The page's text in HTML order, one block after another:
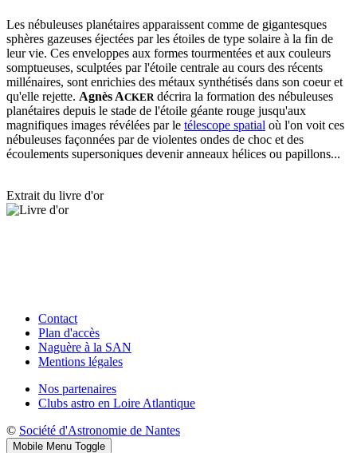
Les nébuleuses planétaires apparaissent comme de gigantesques
sphères gazeuses éjectées par les étoiles de type solaire à la fin de
leur vie. Ces enveloppes aux formes tourmentées et aux couleurs
somptueuses, sculptées par l'étoile centrale au cours des récents
millénaires, sont enrichies des métaux synthétisés dans son coeur et
qu'elle rejette. Agnès ACKER décrira la formation des nébuleuses
planétaires depuis le stade de l'étoile géante rouge jusqu'aux
magnifiques images révélées par le télescope spatial où l'on voit ces
nébuleuses façonnées par de violentes ondes de choc et des
écoulements supersoniques devenir anneaux hélices ou papillons...
Extrait du livre d'or
Contact
Plan d'accès
Naguère à la SAN
Mentions légales
Nos partenaires
Clubs astro en Loire Atlantique
© Société d'Astronomie de Nantes
Mobile Menu Toggle